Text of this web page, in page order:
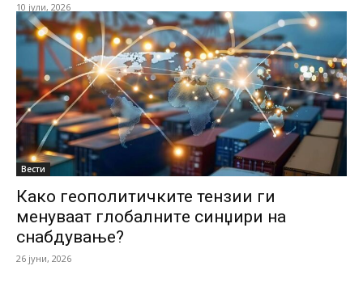
10 јули, 2026
Вести
Како геополитичките тензии ги
менуваат глобалнитe синџири на
снабдување?
26 јуни, 2026